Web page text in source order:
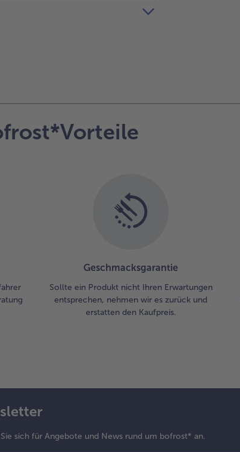
Geschmacksgarantie
Sollte ein Produkt nicht Ihren Erwartungen
entsprechen, nehmen wir es zurück und
erstatten den Kaufpreis.
sich für Angebote und News rund um bofrost* an.